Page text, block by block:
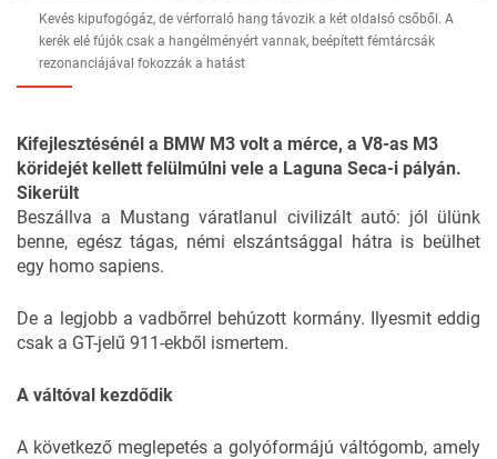
Kevés kipufogógáz, de vérforraló hang távozik a két oldalsó csőből. A
kerék elé fújók csak a hangélményért vannak, beépített fémtárcsák
rezonanciájával fokozzák a hatást
Kifejlesztésénél a BMW M3 volt a mérce, a V8-as M3
köridejét kellett felülmúlni vele a Laguna Seca-i pályán.
Sikerült
Beszállva a Mustang váratlanul civilizált autó: jól ülünk
benne, egész tágas, némi elszántsággal hátra is beülhet
egy homo sapiens.
De a legjobb a vadbőrrel behúzott kormány. Ilyesmit eddig
csak a GT-jelű 911-ekből ismertem.
A váltóval kezdődik
A következő meglepetés a golyóformájú váltógomb, amely